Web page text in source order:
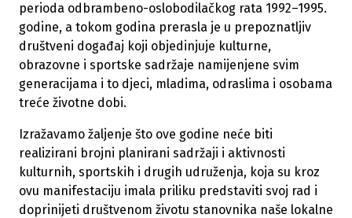
perioda odbrambeno-oslobodilačkog rata 1992–1995.
godine, a tokom godina prerasla je u prepoznatljiv
društveni događaj koji objedinjuje kulturne,
obrazovne i sportske sadržaje namijenjene svim
generacijama i to djeci, mladima, odraslima i osobama
treće životne dobi.
Izražavamo žaljenje što ove godine neće biti
realizirani brojni planirani sadržaji i aktivnosti
kulturnih, sportskih i drugih udruženja, koja su kroz
ovu manifestaciju imala priliku predstaviti svoj rad i
doprinijeti društvenom životu stanovnika naše lokalne